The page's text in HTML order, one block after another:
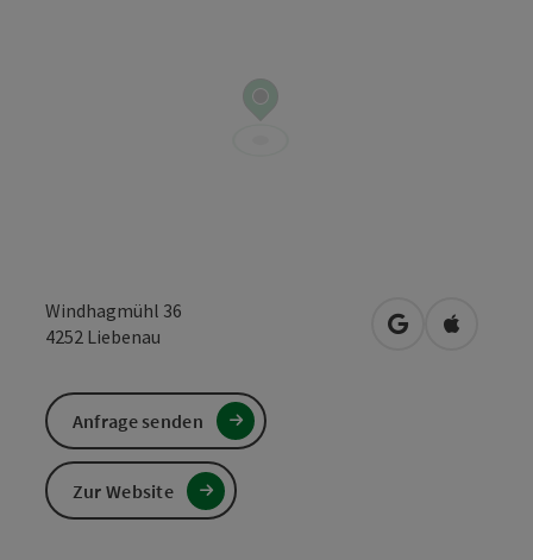
Windhagmühl 36
4252 Liebenau in Googlein Apple
Anfrage senden
Zur Website